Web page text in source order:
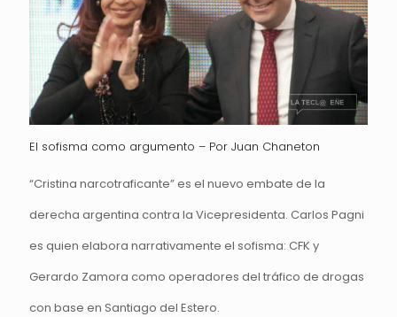
El sofisma como argumento – Por Juan Chaneton
“Cristina narcotraficante” es el nuevo embate de la
derecha argentina contra la Vicepresidenta. Carlos Pagni
es quien elabora narrativamente el sofisma: CFK y
Gerardo Zamora como operadores del tráfico de drogas
con base en Santiago del Estero.